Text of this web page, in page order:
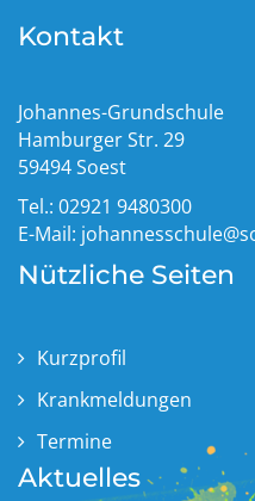
Kontakt
Johannes-Grundschule
Hamburger Str. 29
59494 Soest
Tel.: 02921 9480300
E-Mail:
Nützliche Seiten
Kurzprofil
Krankmeldungen
Termine
Aktuelles